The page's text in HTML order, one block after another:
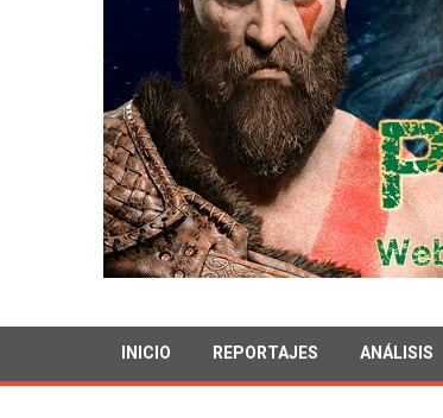
INICIO REPORTAJES ANÁLISIS